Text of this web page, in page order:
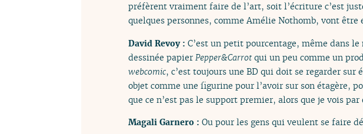
préfèrent vraiment faire de l’art, soit l’écriture c’est
quelques personnes, comme Amélie Nothomb, vont
David Revoy : C’est un petit pourcentage, même dans
dessinée papier Pepper&Carrot qui un peu comme un
webcomic, c’est toujours une BD qui doit se regarder
objet comme une figurine pour l’avoir sur son étagère,
que ce n’est pas le support premier, alors que je vois
Magali Garnero : Ou pour les gens qui veulent se faire